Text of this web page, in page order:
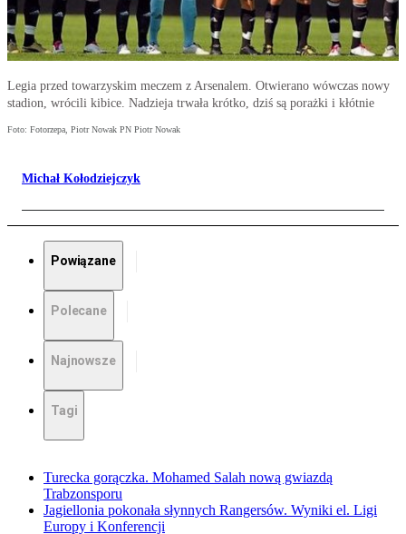
Legia przed towarzyskim meczem z Arsenalem. Otwierano wówczas nowy
stadion, wrócili kibice. Nadzieja trwała krótko, dziś są porażki i kłótnie
Foto: Fotorzepa, Piotr Nowak PN Piotr Nowak
Michał Kołodziejczyk
Powiązane
Polecane
Najnowsze
Tagi
Turecka gorączka. Mohamed Salah nową gwiazdą
Trabzonsporu
Jagiellonia pokonała słynnych Rangersów. Wyniki el. Ligi
Europy i Konferencji